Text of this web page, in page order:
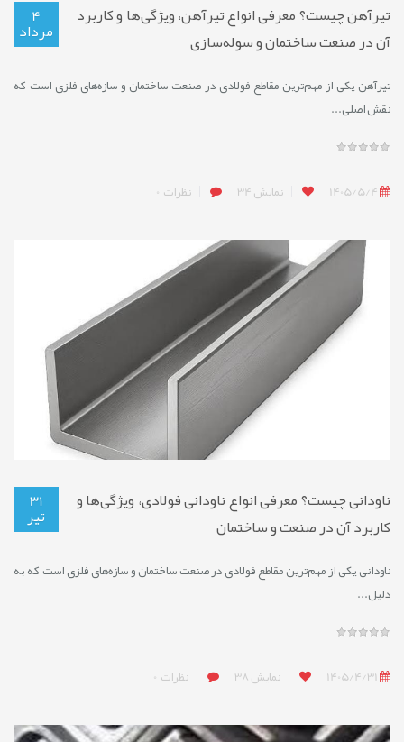
4
مرداد
تیرآهن چیست؟ معرفی انواع تیرآهن، ویژگی‌ها و کاربرد
آن در صنعت ساختمان و سوله‌سازی
تیرآهن یکی از مهم‌ترین مقاطع فولادی در صنعت ساختمان و سازه‌های فلزی است که
نقش اصلی...
1405/5/4 نمایش نظرات
31
تیر
ناودانی چیست؟ معرفی انواع ناودانی فولادی، ویژگی‌ها و
کاربرد آن در صنعت و ساختمان
ناودانی یکی از مهم‌ترین مقاطع فولادی در صنعت ساختمان و سازه‌های فلزی است که به
دلیل...
1405/4/31 نمایش نظرات